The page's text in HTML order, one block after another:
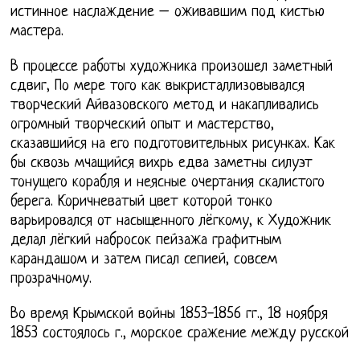
истинное наслаждение – оживавшим под кистью
мастера.
В процессе работы художника произошел заметный
сдвиг, По мере того как выкристаллизовывался
творческий Айвазовского метод и накапливались
огромный творческий опыт и мастерство,
сказавшийся на его подготовительных рисунках. Как
бы сквозь мчащийся вихрь едва заметны силуэт
тонущего корабля и неясные очертания скалистого
берега. Коричневатый цвет которой тонко
варьировался от насыщенного лёгкому, к Художник
делал лёгкий набросок пейзажа графитным
карандашом и затем писал сепией, совсем
прозрачному.
Во время Крымской войны 1853-1856 гг., 18 ноября
1853 состоялось г., морское сражение между русской